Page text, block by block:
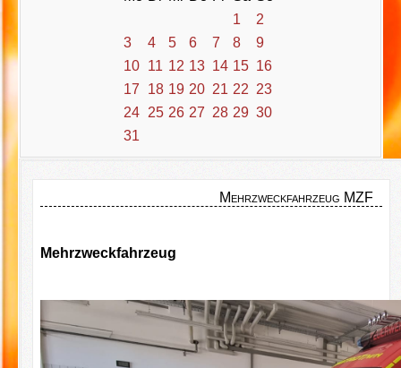
1
2
3
4 5 6 7 8
9
10 11 12 13 14 15 16
17
18 19 20 21 22 23
24 25 26 27 28 29 30
31
Mehrzweckfahrzeug MZF
Mehrzweckfahrzeug